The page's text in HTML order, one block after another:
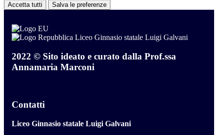
Accetta tutti Salva le preferenze
Liceo Ginnasio statale Luigi Galvani
2022 © Sito ideato e curato dalla Prof.ssa
Annamaria Marconi
Contatti
Liceo Ginnasio statale Luigi Galvani